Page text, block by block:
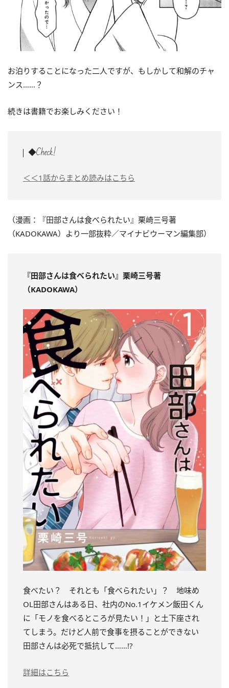
お泊りすることになった二人ですが、もしかして和解のチャ
ンス……？
続きは書籍でお楽しみください！
◆Check!
＜＜1話からまとめ読みはこちら
（漫画：『田部さんは食べられたい』栗崎三号著
（KADOKAWA）より一部抜粋／マイナビウーマン編集部）
『田部さんは食べられたい』栗崎三号著
（KADOKAWA）
食べたい？ それとも「食べられたい」？ 地味め
OL田部さんはある日、社内のNo.1イケメン飯田くん
に「モノを食べるところが見たい！」と土下座され
てしまう。だけど人前で食事を摂ることができない
田部さんは必死で抵抗して……!?
詳細はこちら